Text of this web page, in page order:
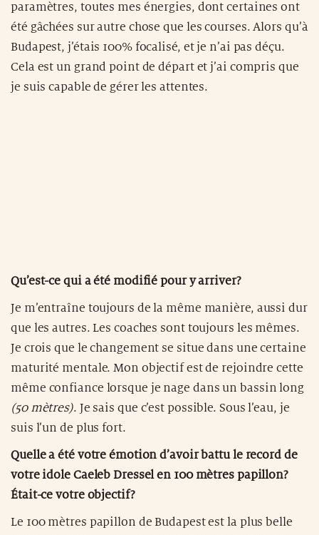
paramètres, toutes mes énergies, dont certaines ont
été gâchées sur autre chose que les courses. Alors qu’à
Budapest, j’étais 100% focalisé, et je n’ai pas déçu.
Cela est un grand point de départ et j’ai compris que
je suis capable de gérer les attentes.
Qu’est-ce qui a été modifié pour y arriver?
Je m’entraîne toujours de la même manière, aussi dur
que les autres. Les coaches sont toujours les mêmes.
Je crois que le changement se situe dans une certaine
maturité mentale. Mon objectif est de rejoindre cette
même confiance lorsque je nage dans un bassin long
(50 mètres). Je sais que c’est possible. Sous l’eau, je
suis l’un de plus fort.
Quelle a été votre émotion d’avoir battu le record de
votre idole Caeleb Dressel en 100 mètres papillon?
Était-ce votre objectif?
Le 100 mètres papillon de Budapest est la plus belle